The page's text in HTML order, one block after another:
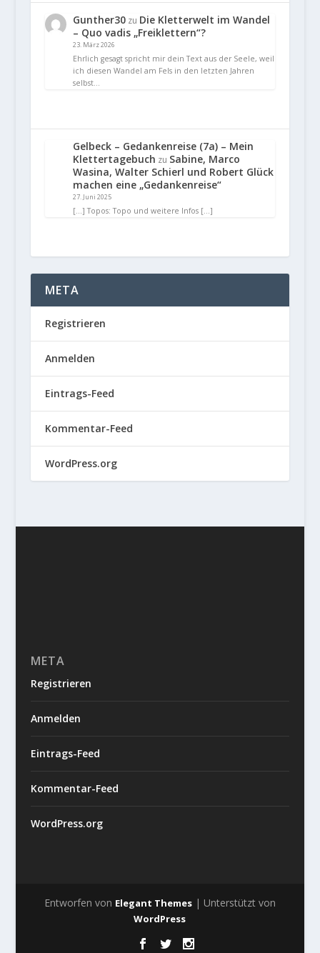
Gunther30zu Die Kletterwelt im Wandel
– Quo vadis „Freiklettern“?
23. März 2026
Ehrlich gesagt spricht mir dein Text aus der Seele, weil
ich diesen Wandel am Fels in den letzten Jahren
selbst…
Gelbeck – Gedankenreise (7a) – Mein
Klettertagebuch zu Sabine, Marco
Wasina, Walter Schierl und Robert Glück
machen eine „Gedankenreise“
27. Juni 2025
[…] Topos: Topo und weitere Infos […]
META
Registrieren
Anmelden
Eintrags-Feed
Kommentar-Feed
WordPress.org
META
Registrieren
Anmelden
Eintrags-Feed
Kommentar-Feed
WordPress.org
Entworfen von Elegant Themes| Unterstützt von
WordPress